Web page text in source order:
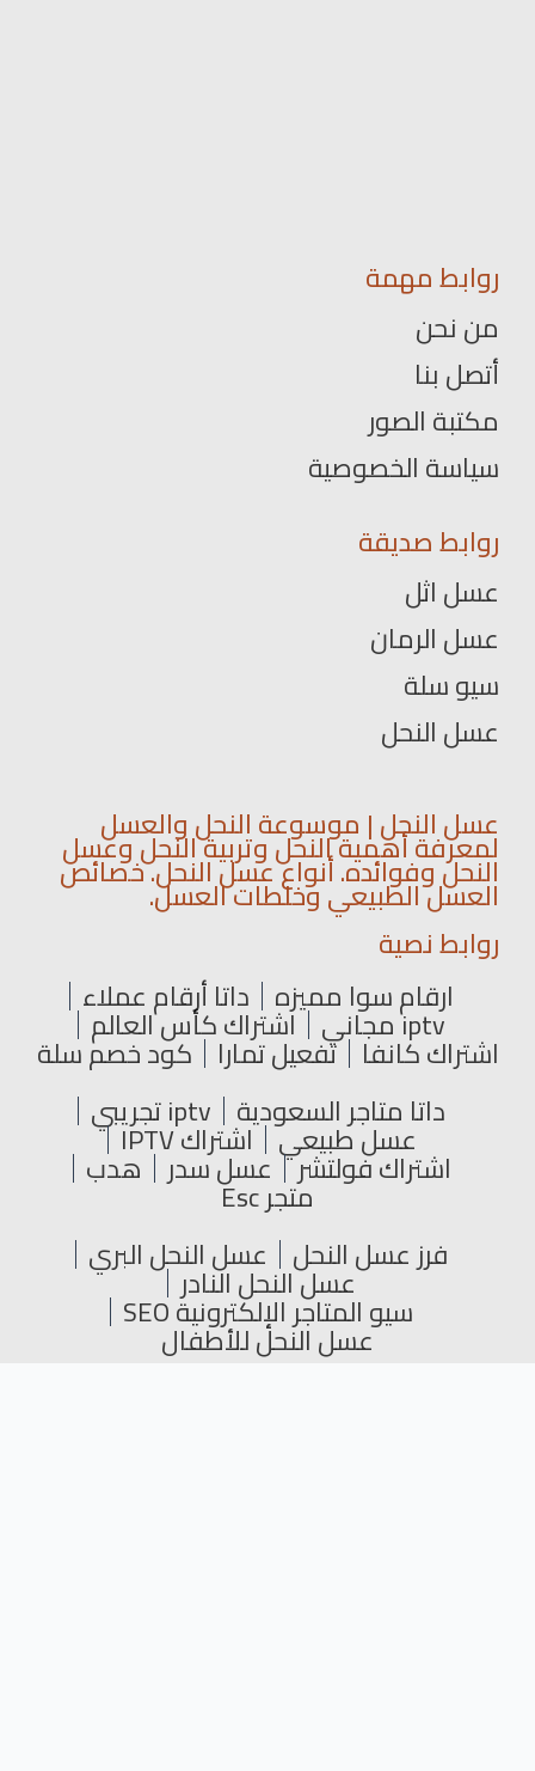
روابط مهمة
من نحن
أتصل بنا
مكتبة الصور
سياسة الخصوصية
روابط صديقة
عسل اثل
عسل الرمان
سيو سلة
عسل النحل
عسل النحل | موسوعة النحل والعسل
لمعرفة أهمية النحل وتربية النحل وعسل
النحل وفوائده. أنواع عسل النحل. خصائص
العسل الطبيعي وخلطات العسل.
روابط نصية
ارقام سوا مميزه داتا أرقام عملاء
iptv مجاني اشتراك كأس العالم
اشتراك كانفا تفعيل تمارا كود خصم سلة
داتا متاجر السعودية iptv تجريبي
عسل طبيعي اشتراك IPTV
اشتراك فولتشر عسل سدر هدب
متجر Esc
فرز عسل النحل عسل النحل البري
عسل النحل النادر
سيو المتاجر الإلكترونية SEO
عسل النحل للأطفال